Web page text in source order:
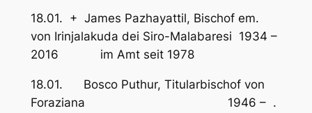
18.01. + James Pazhayattil, Bischof em.
von Irinjalakuda dei Siro-Malabaresi 1934 –
2016 im Amt seit 1978
18.01. Bosco Puthur, Titularbischof von
Foraziana 1946 – .